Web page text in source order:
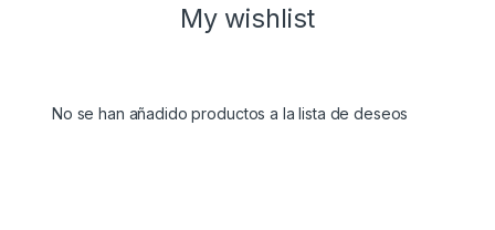
My wishlist
No se han añadido productos a la lista de deseos